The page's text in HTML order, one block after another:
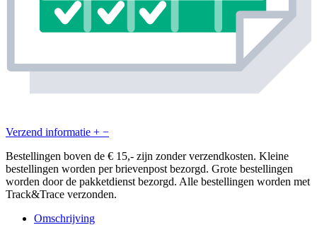
Verzend informatie + −
Bestellingen boven de € 15,- zijn zonder verzendkosten. Kleine
bestellingen worden per brievenpost bezorgd. Grote bestellingen
worden door de pakketdienst bezorgd. Alle bestellingen worden met
Track&Trace verzonden.
Omschrijving